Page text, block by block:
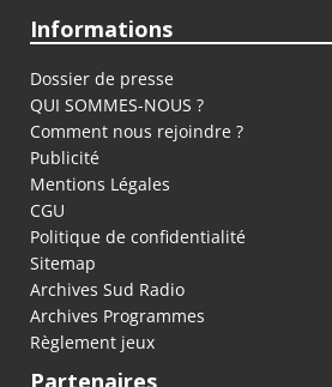
Informations
Dossier de presse
QUI SOMMES-NOUS ?
Comment nous rejoindre ?
Publicité
Mentions Légales
CGU
Politique de confidentialité
Sitemap
Archives Sud Radio
Archives Programmes
Règlement jeux
Partenaires